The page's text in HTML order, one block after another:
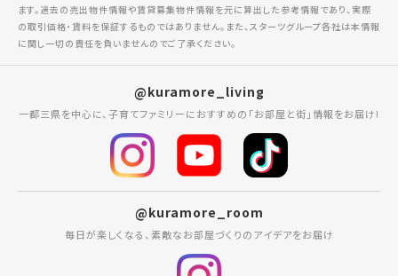
ます。過去の売出物件情報や賃貸募集物件情報を元に算出した参考情報であり、実際
の取引価格・賃料を保証するものではありません。また、スターツグループ各社は本情報
に関し一切の責任を負いませんのでご了承ください。
@kuramore_living
一都三県を中心に、子育てファミリーにおすすめの「お部屋と街」情報をお届け!
@kuramore_room
毎日が楽しくなる、素敵なお部屋づくりのアイデアをお届け